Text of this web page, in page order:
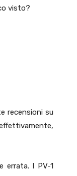
visto?
recensioni su
errata. I PV-1